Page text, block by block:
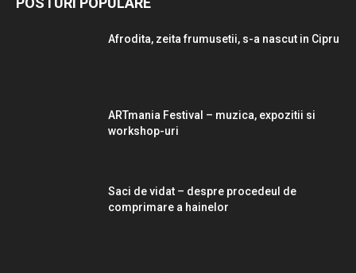
Afrodita, zeita frumusetii, s-a nascut in Cipru
ARTmania Festival – muzica, expozitii si
workshop-uri
Saci de vidat – despre procedeul de
comprimare a hainelor